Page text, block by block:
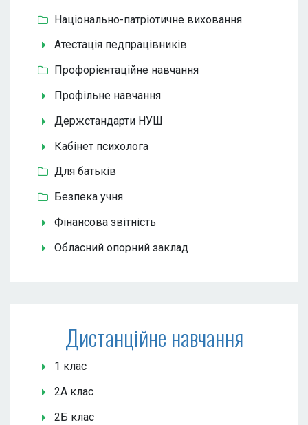
Національно-патріотичне виховання
Атестація педпрацівників
Профорієнтаційне навчання
Профільне навчання
Держстандарти НУШ
Кабінет психолога
Для батьків
Безпека учня
Фінансова звітність
Обласний опорний заклад
Дистанційне навчання
1 клас
2А клас
2Б клас